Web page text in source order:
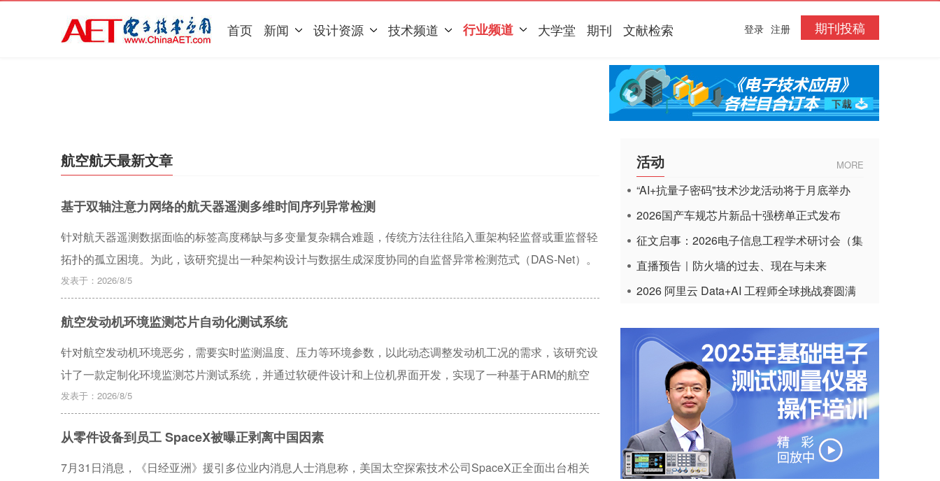
首页 新闻 设计资源 技术频道 行业频道 大学堂 期刊 文献检索 期刊投稿
登录 注册
航空航天最新文章
基于双轴注意力网络的航天器遥测多维时间序列异常检测
针对航天器遥测数据面临的标签高度稀缺与多变量复杂耦合难题，传统方法往往陷入重架构轻监督或重监督轻
拓扑的孤立困境。为此，该研究提出一种架构设计与数据生成深度协同的自监督异常检测范式（DAS-Net）。
一方面，构建了包含时序软替换与变量空间拓扑破坏的混合数据降级模块（Hybrid Data Degradation
Module，HDDM），以合成物理意义上的多维逻辑异常；另一方面，为有效解耦这种高维伪异常，提出了一
种严格的“先时间、后变量”的串行双轴注意力编码器。两者相辅相成：空间降级强制激活了变量轴的拓扑感知
潜能，而串行级联机制则确保了在时序先验下精准解耦变量耦合。在火星科学实验室（Mars Science
Laboratory，MSL）数据集上的实验与统计显著性检验表明，该范式显著优于现有基准模型，多次独立实验的
F1平均期望极显著地提升了约4.4%，基于点调整（Point Adjustment, PA）策略的曲线面积积分（Area Under
the Curve，AUC）提升了约1.2%，证明了该协同机制在复杂航天遥测数据中具有卓越的有效性。
发表于：2026/8/5
航空发动机环境监测芯片自动化测试系统
针对航空发动机环境恶劣，需要实时监测温度、压力等环境参数，以此动态调整发动机工况的需求，该研究设
计了一款定制化环境监测芯片测试系统，并通过软硬件设计和上位机界面开发，实现了一种基于ARM的航空
发动机环境监测芯片自动化测试系统。此系统可以实现航空发动机环境监测芯片的自动化测试，满足实验环境
下的芯片通信能力测试要求。环境监测芯片在标准工况下，能实现发动机内的温度监控、压力监控、自动报警
功能。实验结果表明，航空发动机环境监测芯片可以满足国产航空发动机环境监测的使用要求。
发表于：2026/8/5
从零件设备到员工 SpaceX被曝正剥离中国因素
7月31日消息，《日经亚洲》援引多位业内消息人士消息称，美国太空探索技术公司SpaceX正全面出台相关
活动 MORE
“AI+抗量子密码"技术沙龙活动将于月底举办
2026国产车规芯片新品十强榜单正式发布
征文启事：2026电子信息工程学术研讨会（集
成电路应用杂志）
直播预告｜防火墙的过去、现在与未来
2026 阿里云 Data+AI 工程师全球挑战赛圆满